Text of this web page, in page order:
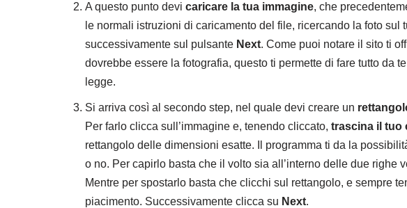
A questo punto devi caricare la tua immagine, che
le normali istruzioni di caricamento del file, ricercando la foto
successivamente sul pulsante Next. Come puoi notare il sito ti
dovrebbe essere la fotografia, questo ti permette di fare tutto da
legge.
Si arriva così al secondo step, nel quale devi creare un
Per farlo clicca sull’immagine e, tenendo cliccato, trascina il tuo
rettangolo delle dimensioni esatte. Il programma ti da la
o no. Per capirlo basta che il volto sia all’interno delle due righe
Mentre per spostarlo basta che clicchi sul rettangolo, e sempre
piacimento. Successivamente clicca su Next.